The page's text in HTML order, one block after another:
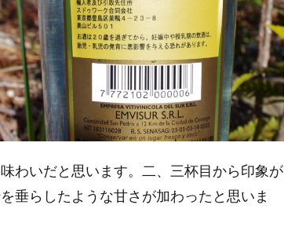
わいだと思います。二、三杯目から印象が
垂らしたような甘さが加わったと思いま